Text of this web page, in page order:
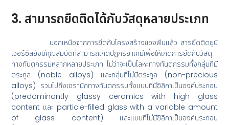
3. สามารถยึดติดได้กับวัสดุหลายประเภท
นอกเหนือจากการยึดกับโครงสร้างของฟันแล้ว สารยึดติดยูนิ
เวอร์ซัลยังมีคุณสมบัติที่สามารถเกิดปฏิกิริยาเคมีเพื่อให้เกิดการยึดกับวัสดุ
ทางทันตกรรมหลากหลายประเภท ไม่ว่าจะเป็นโลหะทางทันตกรรมทั้งกลุ่มที่มี
ตระกูล (noble alloys) และกลุ่มที่ไม่มีตระกูล (non-precious
alloys) รวมไปถึงเซรามิกทางทันตกรรมทั้งแบบที่มีซิลิกาเป็นองค์ประกอบ
(predominantly glassy ceramics with high glass
content และ particle-filled glass with a variable amount
of glass content) และแบบที่ไม่มีซิลิกาเป็นองค์ประกอบ